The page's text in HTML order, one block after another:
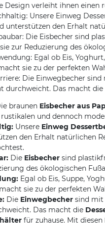
Design verleiht ihnen
Unsere Einweg
unterstützen den Erhalt
Die Eisbecher sind
zur Reduzierung des
Egal ob Eis,
sie zu der perfekten
Die Einwegbecher
durchweicht. Das macht
braunen Eisbecher aus
und dennoch
Unsere Einweg
den Erhalt natürlichen
Die Eisbecher sind
des ökologischen
Egal ob Eis, Suppe,
sie zu der perfekten
Die Einwegbecher sind mit
Das macht die
für zuhause. Mit diesen